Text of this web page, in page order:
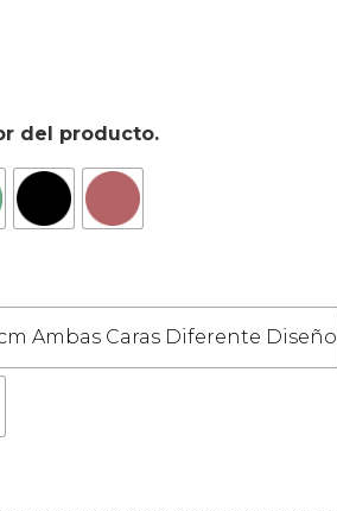
del producto.
Ambas Caras Diferente Diseño